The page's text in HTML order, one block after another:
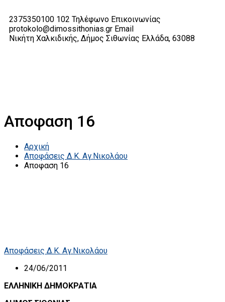
2375350100 102 Τηλέφωνο Επικοινωνίας
protokolo@dimossithonias.gr Email
Νικήτη Χαλκιδικής, Δήμος Σιθωνίας Ελλάδα, 63088
Αποφαση 16
Αρχική
Αποφάσεις Δ.Κ. Αγ.Νικολάου
Αποφαση 16
Αποφάσεις Δ.Κ. Αγ.Νικολάου
24/06/2011
ΕΛΛΗΝΙΚΗ ΔΗΜΟΚΡΑΤΙΑ